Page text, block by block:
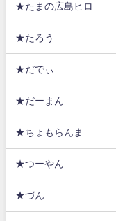
★たまの広島ヒロ
★たろう
★だでぃ
★だーまん
★ちょもらんま
★つーやん
★づん